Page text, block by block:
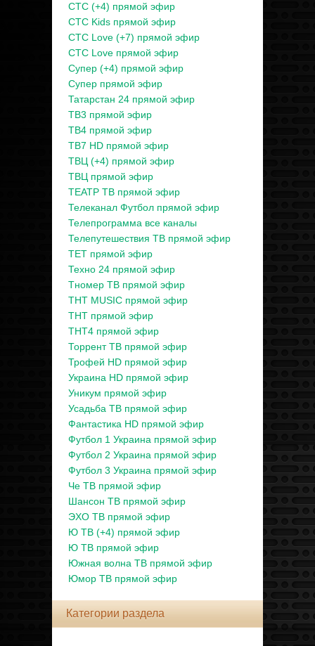
СТС (+4) прямой эфир
СТС Kids прямой эфир
СТС Love (+7) прямой эфир
СТС Love прямой эфир
Супер (+4) прямой эфир
Супер прямой эфир
Татарстан 24 прямой эфир
ТВ3 прямой эфир
ТВ4 прямой эфир
ТВ7 HD прямой эфир
ТВЦ (+4) прямой эфир
ТВЦ прямой эфир
ТЕАТР ТВ прямой эфир
Телеканал Футбол прямой эфир
Телепрограмма все каналы
Телепутешествия ТВ прямой эфир
ТЕТ прямой эфир
Техно 24 прямой эфир
Тномер ТВ прямой эфир
ТНТ MUSIC прямой эфир
ТНТ прямой эфир
ТНТ4 прямой эфир
Торрент ТВ прямой эфир
Трофей HD прямой эфир
Украина HD прямой эфир
Уникум прямой эфир
Усадьба ТВ прямой эфир
Фантастика HD прямой эфир
Футбол 1 Украина прямой эфир
Футбол 2 Украина прямой эфир
Футбол 3 Украина прямой эфир
Че ТВ прямой эфир
Шансон ТВ прямой эфир
ЭХО ТВ прямой эфир
Ю ТВ (+4) прямой эфир
Ю ТВ прямой эфир
Южная волна ТВ прямой эфир
Юмор ТВ прямой эфир
Категории раздела